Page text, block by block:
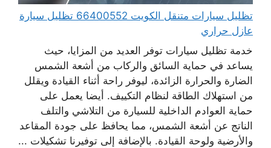
تظليل سيارات متنقل الكويت 66400552 تظليل سيارة
عازل حراري
خدمة تظليل سيارات توفر العديد من المزايا، حيث
يساعد في حماية السائق والركاب من أشعة الشمس
الضارة والحرارة الزائدة، ليوفر راحة أثناء القيادة ويقلل
من استهلاك الطاقة لنظام التكييف. أيضا يعمل على
حماية العوادم الداخلية للسيارة من التلاشي والتلف
الناتج عن أشعة الشمس، مما يحافظ على جودة المقاعد
والأرضية ولوحة القيادة. بالإضافة إلى توفيرنا تشكيلات ...